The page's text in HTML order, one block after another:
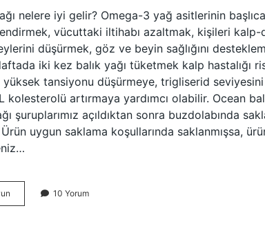
nelere iyi gelir? Omega-3 yağ asitlerinin
vücuttaki iltihabı azaltmak, kişileri kalp-
düşürmek, göz ve beyin sağlığını
iki kez balık yağı tüketmek kalp hastalığı
yüksek tansiyonu düşürmeye, trigliserid
kolesterolü artırmaya yardımcı olabilir. Ocean
şuruplarımız açıldıktan sonra buzdolabında
uygun saklama koşullarında saklanmışsa,
Balık
10 Yorum